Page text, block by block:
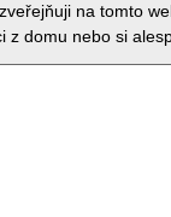
na tomto
z domu nebo si